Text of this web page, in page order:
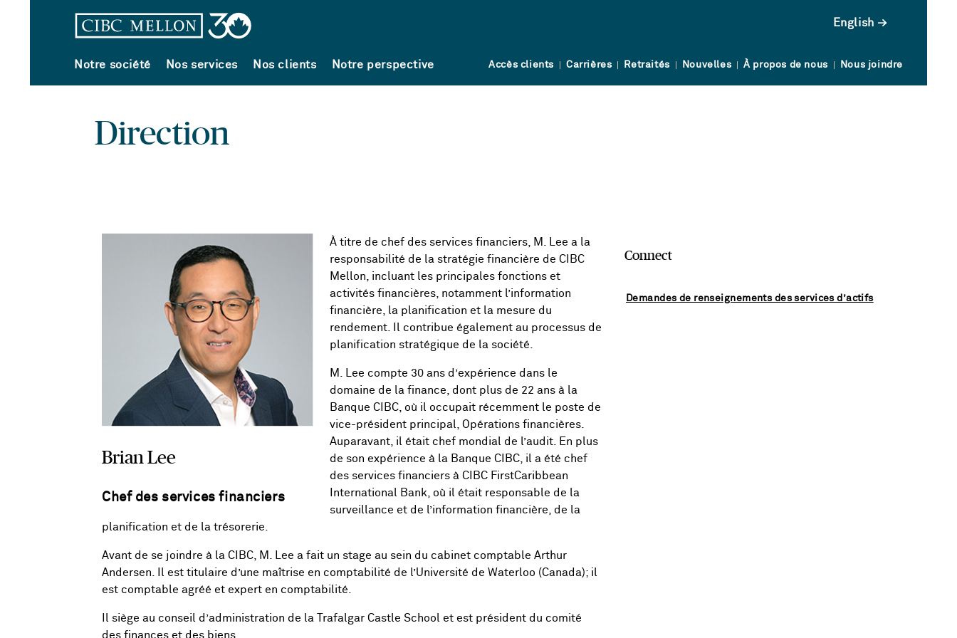
English
Notre société Nos services Nos clients Notre perspective Accès clients Carrières Retraités Nouvelles À propos de nous Nous joindre
Direction
des
services
financiers
Brian Lee
Chef des services financiers
À titre de chef des services financiers, M. Lee a la
responsabilité de la stratégie financière de CIBC
Mellon, incluant les principales fonctions et
activités financières, notamment l’information
financière, la planification et la mesure du
rendement. Il contribue également au processus de
planification stratégique de la société.
M. Lee compte 30 ans d’expérience dans le
domaine de la finance, dont plus de 22 ans à la
Banque CIBC, où il occupait récemment le poste de
vice-président principal, Opérations financières.
Auparavant, il était chef mondial de l’audit. En plus
de son expérience à la Banque CIBC, il a été chef
des services financiers à CIBC FirstCaribbean
International Bank, où il était responsable de la
surveillance et de l’information financière, de la
planification et de la trésorerie.
Avant de se joindre à la CIBC, M. Lee a fait un stage au sein du cabinet comptable Arthur
Andersen. Il est titulaire d’une maîtrise en comptabilité de l’Université de Waterloo (Canada); il
est comptable agréé et expert en comptabilité.
Il siège au conseil d’administration de la Trafalgar Castle School et est président du comité
des finances et des biens.
Connect
Demandes de renseignements des services d’actifs